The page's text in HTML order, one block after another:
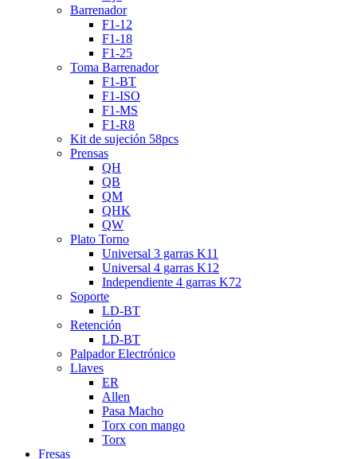
Barrenador
F1-12
F1-18
F1-25
Toma Barrenador
F1-BT
F1-ISO
F1-MS
F1-R8
Kit de sujeción 58pcs
Prensas
QH
QB
QM
QHK
QW
Plato Torno
Universal 3 garras K11
Universal 4 garras K12
Independiente 4 garras K72
Soporte
LD-BT
Retención
LD-BT
Palpador Electrónico
Llaves
ER
Allen
Pasa Macho
Torx con mango
Torx
Fresas